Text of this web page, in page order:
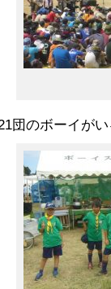
団のボーイが